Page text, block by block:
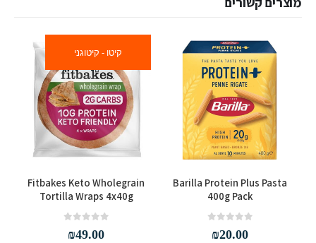
למוצר זה יש מספר סוגים. ניתן לבחור את האפשרויות בעמוד המוצר
Barilla Protein Plus Pasta
400g Pack
₪20.00
קיטו - קיטוגני
Fitbakes Keto Wholegrain
Tortilla Wraps 4x40g
₪49.00